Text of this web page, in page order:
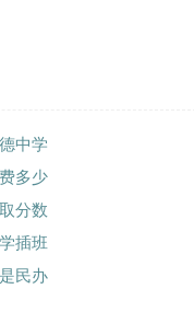
中学
多少
分数
插班
民办